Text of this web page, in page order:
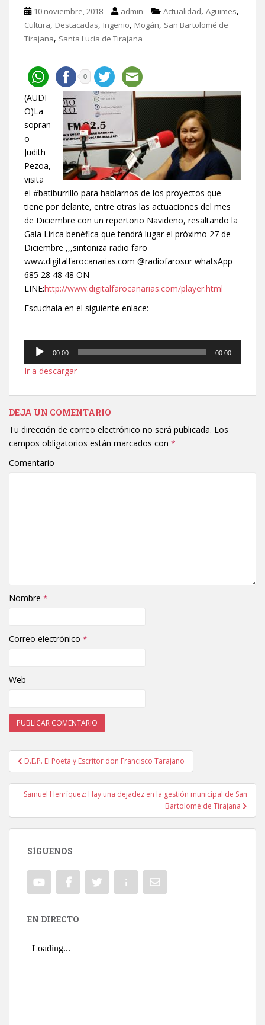
10 noviembre, 2018 admin Actualidad, Agüimes,
Cultura, Destacadas, Ingenio, Mogán, San Bartolomé de
Tirajana, Santa Lucía de Tirajana
0
(AUDI
O)La
sopran
o
Judith
Pezoa,
visita
el #batiburrillo para hablarnos de los proyectos que
tiene por delante, entre otras las actuaciones del mes
de Diciembre con un repertorio Navideño, resaltando la
Gala Lírica benéfica que tendrá lugar el próximo 27 de
Diciembre ,,,sintoniza radio faro
www.digitalfarocanarias.com @radiofarosur whatsApp
685 28 48 48 ON
LINE:http://www.digitalfarocanarias.com/player.html
Escuchala en el siguiente enlace:
Reproductor
audio
00:00 00:00
Ir a descargar
DEJA UN COMENTARIO
Tu dirección de correo electrónico no será publicada. Los
campos obligatorios están marcados con *
Comentario
Nombre *
Correo electrónico *
Web
Navegación de entradas
D.E.P. El Poeta y Escritor don Francisco Tarajano
Samuel Henríquez: Hay una dejadez en la gestión municipal de San
Bartolomé de Tirajana
SÍGUENOS
EN DIRECTO